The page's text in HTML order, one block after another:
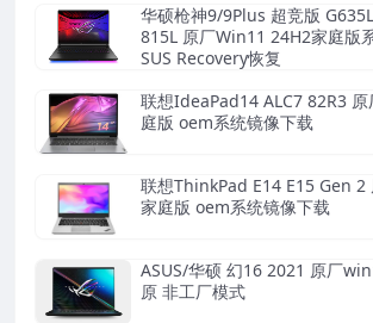
华硕枪神9/9Plus 超竞版
815L 原厂Win11 24H2家庭版
SUS Recovery恢复
联想IdeaPad14 ALC7 82R3
庭版 oem系统镜像下载
联想ThinkPad E14 E15 Gen
家庭版 oem系统镜像下载
ASUS/华硕 幻16 2021 原厂
原 非工厂模式